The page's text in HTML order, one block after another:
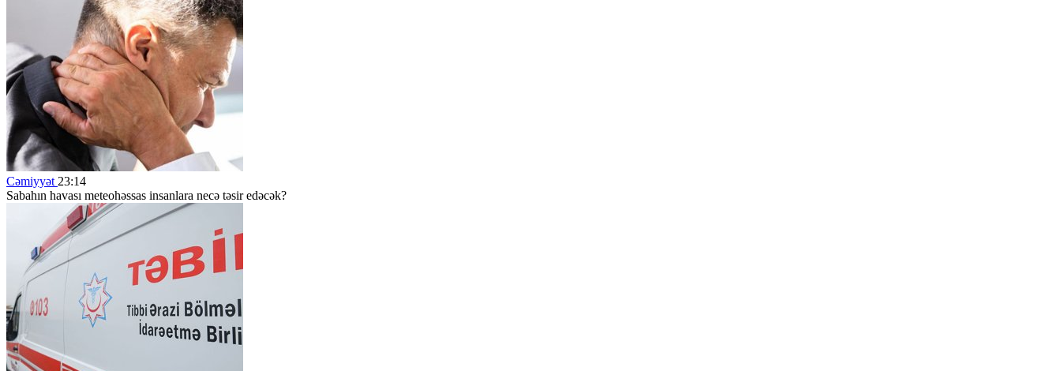
Cəmiyyət 23:14
Sabahın havası meteohəssas insanlara necə təsir edəcək?